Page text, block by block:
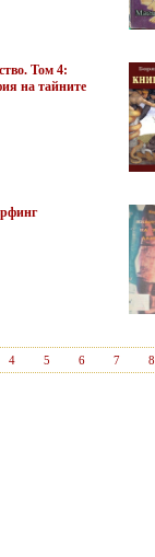
Том 4:
на тайните
4 5 6 7 8